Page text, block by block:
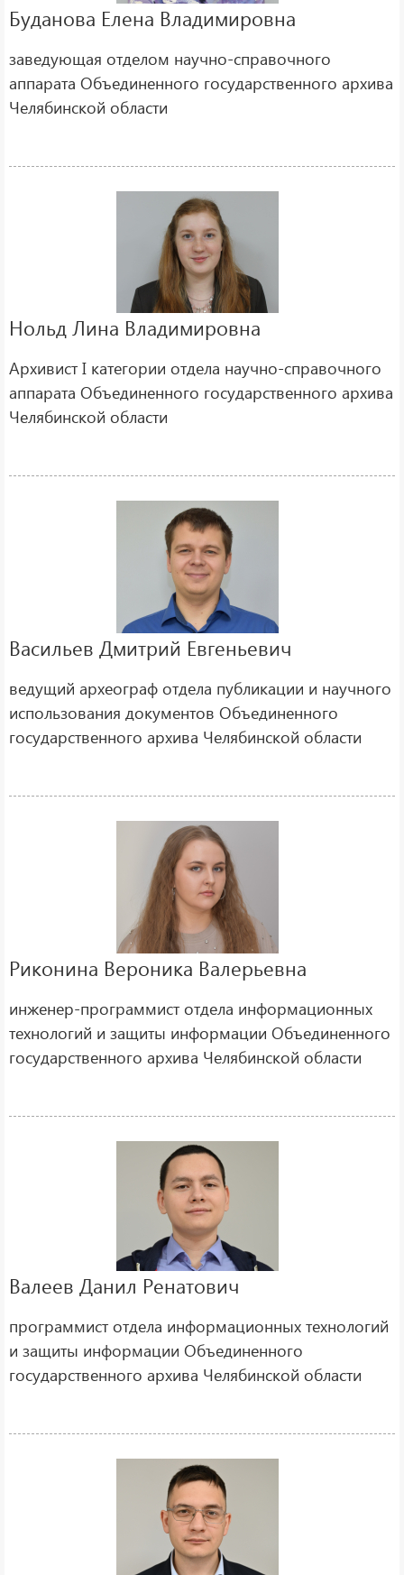
Буданова Елена Владимировна
заведующая отделом научно-справочного
аппарата Объединенного государственного архива
Челябинской области
Нольд Лина Владимировна
Архивист I категории отдела научно-справочного
аппарата Объединенного государственного архива
Челябинской области
Васильев Дмитрий Евгеньевич
ведущий археограф отдела публикации и научного
использования документов Объединенного
государственного архива Челябинской области
Риконина Вероника Валерьевна
инженер-программист отдела информационных
технологий и защиты информации Объединенного
государственного архива Челябинской области
Валеев Данил Ренатович
программист отдела информационных технологий
и защиты информации Объединенного
государственного архива Челябинской области